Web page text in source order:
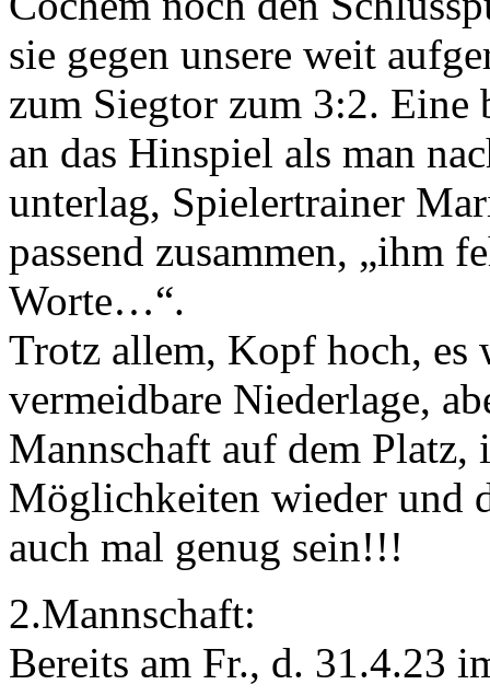
sie gegen unsere weit
zum Siegtor zum 3:2. Eine
an das Hinspiel als man
unterlag, Spielertrainer
passend zusammen, „ihm
Worte…“.
Trotz allem, Kopf hoch, es
vermeidbare Niederlage,
Mannschaft auf dem
Möglichkeiten wieder und
auch mal genug sein!!!
2.Mannschaft:
Bereits am Fr., d. 31.4.23